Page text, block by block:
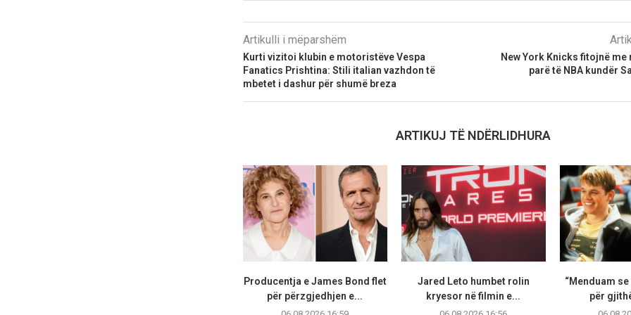
Artikulli i mëparshëm
Kurti vizitoi klubin e motoristëve Vespa
Fanatics Prishtina: Stili italian vazhdon të
mbetet i dashur për shumë breza
New York Knicks fitojnë
parë të NBA kundër
ARTIKUJ TË NDËRLIDHURA
Producentja e James Bond flet
për përzgjedhjen e...
Jared Leto humbet rolin
kryesor në filmin e...
“Menduam
për